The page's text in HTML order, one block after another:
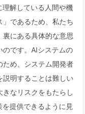
解している人間や機
であるため、私たち
にある具体的な意思
です。AIシステムの
ため、システム開発者
説明することは難しい
なリスクをもたらし
提供できるように見